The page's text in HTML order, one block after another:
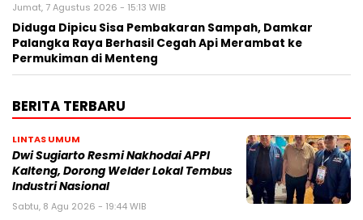
Jumat, 7 Agustus 2026 - 15:13 WIB
Diduga Dipicu Sisa Pembakaran Sampah, Damkar
Palangka Raya Berhasil Cegah Api Merambat ke
Permukiman di Menteng
BERITA TERBARU
LINTAS UMUM
Dwi Sugiarto Resmi Nakhodai APPI
Kalteng, Dorong Welder Lokal Tembus
Industri Nasional
Sabtu, 8 Agu 2026 - 19:44 WIB